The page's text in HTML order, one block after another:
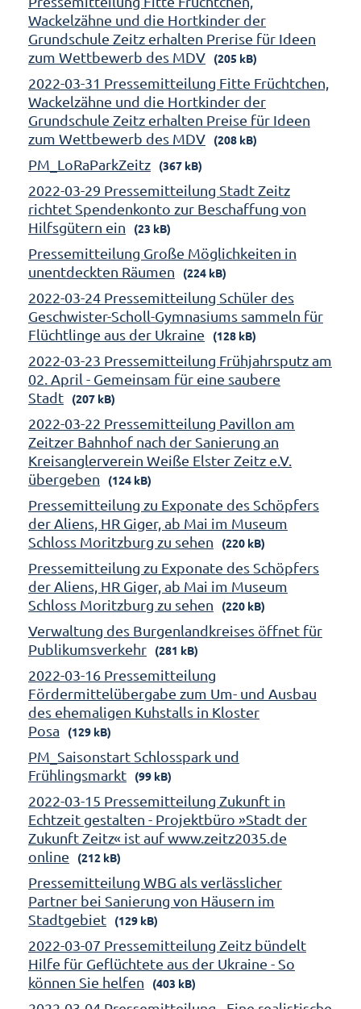
Wackelzähne und die Hortkinder der
Grundschule Zeitz erhalten Prerise für Ideen
zum Wettbewerb des MDV
(205 kB)
2022-03-31 Pressemitteilung Fitte Früchtchen,
Wackelzähne und die Hortkinder der
Grundschule Zeitz erhalten Preise für Ideen
zum Wettbewerb des MDV
(208 kB)
PM_LoRaParkZeitz (367 kB)
2022-03-29 Pressemitteilung Stadt Zeitz
richtet Spendenkonto zur Beschaffung von
Hilfsgütern ein
(23 kB)
Pressemitteilung Große Möglichkeiten in
unentdeckten Räumen
(224 kB)
2022-03-24 Pressemitteilung Schüler des
Geschwister-Scholl-Gymnasiums sammeln für
Flüchtlinge aus der Ukraine
(128 kB)
2022-03-23 Pressemitteilung Frühjahrsputz am
02. April - Gemeinsam für eine saubere
Stadt
(207 kB)
2022-03-22 Pressemitteilung Pavillon am
Zeitzer Bahnhof nach der Sanierung an
Kreisanglerverein Weiße Elster Zeitz e.V.
übergeben
(124 kB)
Pressemitteilung zu Exponate des Schöpfers
der Aliens, HR Giger, ab Mai im Museum
Schloss Moritzburg zu sehen
(220 kB)
Pressemitteilung zu Exponate des Schöpfers
der Aliens, HR Giger, ab Mai im Museum
Schloss Moritzburg zu sehen
(220 kB)
Verwaltung des Burgenlandkreises öffnet für
Publikumsverkehr
(281 kB)
2022-03-16 Pressemitteilung
Fördermittelübergabe zum Um- und Ausbau
des ehemaligen Kuhstalls in Kloster
Posa
(129 kB)
PM_Saisonstart Schlosspark und
Frühlingsmarkt
(99 kB)
2022-03-15 Pressemitteilung Zukunft in
Echtzeit gestalten - Projektbüro »Stadt der
Zukunft Zeitz« ist auf www.zeitz2035.de
online
(212 kB)
Pressemitteilung WBG als verlässlicher
Partner bei Sanierung von Häusern im
Stadtgebiet
(129 kB)
2022-03-07 Pressemitteilung Zeitz bündelt
Hilfe für Geflüchtete aus der Ukraine - So
können Sie helfen
(403 kB)